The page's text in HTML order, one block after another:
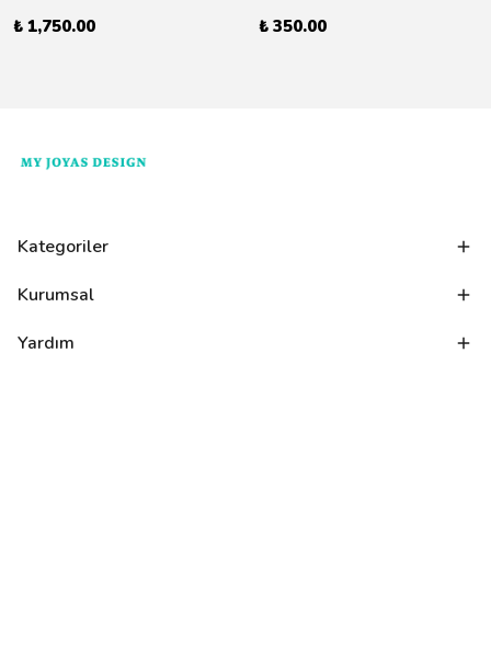
₺ 1,750.00 ₺ 350.00
Kategoriler
Kurumsal
Yardım